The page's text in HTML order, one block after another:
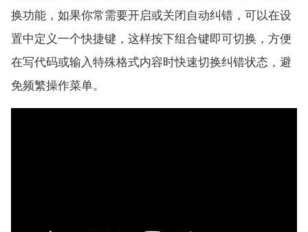
换功能，如果你常需要开启或关闭自动纠错，可以在设
置中定义一个快捷键，这样按下组合键即可切换，方便
在写代码或输入特殊格式内容时快速切换纠错状态，避
免频繁操作菜单。